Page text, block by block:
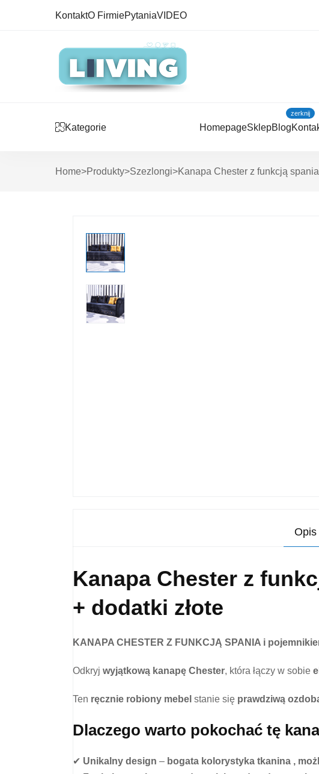
KontaktO FirmiePytaniaVIDEO
Kategorie HomepageSklep
zerknij
Blog
Home>Produkty>Szezlongi>Kanapa Chester z funkcją
Opis
Kanapa Chester z
+ dodatki złote
KANAPA CHESTER Z FUNKCJĄ SPANIA i
Odkryj wyjątkową kanapę Chester, która łączy w sobie
Ten ręcznie robiony mebel stanie się prawdziwą
Dlaczego warto pokochać tę
✔ Unikalny design – bogata kolorystyka tkanina ,